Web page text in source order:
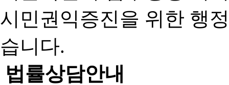
시민권익증진을 위한 행
습니다.
법률상담안내